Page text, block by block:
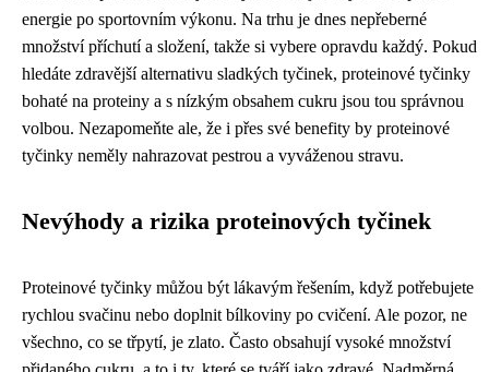
energie po sportovním výkonu. Na trhu je dnes nepřeberné
množství příchutí a složení, takže si vybere opravdu každý. Pokud
hledáte zdravější alternativu sladkých tyčinek, proteinové tyčinky
bohaté na proteiny a s nízkým obsahem cukru jsou tou správnou
volbou. Nezapomeňte ale, že i přes své benefity by proteinové
tyčinky neměly nahrazovat pestrou a vyváženou stravu.
Nevýhody a rizika proteinových tyčinek
Proteinové tyčinky můžou být lákavým řešením, když potřebujete
rychlou svačinu nebo doplnit bílkoviny po cvičení. Ale pozor, ne
všechno, co se třpytí, je zlato. Často obsahují vysoké množství